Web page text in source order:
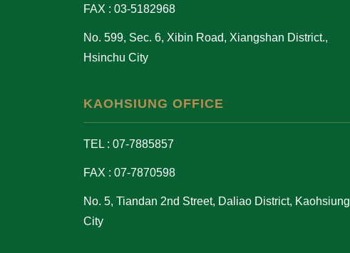
FAX : 03-5182968
No. 599, Sec. 6, Xibin Road, Xiangshan District.,
Hsinchu City
KAOHSIUNG OFFICE
TEL : 07-7885857
FAX : 07-7870598
No. 5, Tiandan 2nd Street, Daliao District, Kaohsiung
City